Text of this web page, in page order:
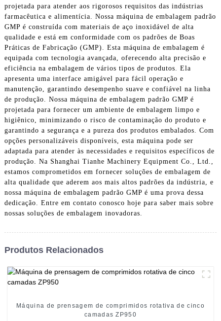
projetada para atender aos rigorosos requisitos das indústrias
farmacêutica e alimentícia. Nossa máquina de embalagem padrão
GMP é construída com materiais de aço inoxidável de alta
qualidade e está em conformidade com os padrões de Boas
Práticas de Fabricação (GMP). Esta máquina de embalagem é
equipada com tecnologia avançada, oferecendo alta precisão e
eficiência na embalagem de vários tipos de produtos. Ela
apresenta uma interface amigável para fácil operação e
manutenção, garantindo desempenho suave e confiável na linha
de produção. Nossa máquina de embalagem padrão GMP é
projetada para fornecer um ambiente de embalagem limpo e
higiênico, minimizando o risco de contaminação do produto e
garantindo a segurança e a pureza dos produtos embalados. Com
opções personalizáveis ​​disponíveis, esta máquina pode ser
adaptada para atender às necessidades e requisitos específicos de
produção. Na Shanghai Tianhe Machinery Equipment Co., Ltd.,
estamos comprometidos em fornecer soluções de embalagem de
alta qualidade que aderem aos mais altos padrões da indústria, e
nossa máquina de embalagem padrão GMP é uma prova dessa
dedicação. Entre em contato conosco hoje para saber mais sobre
nossas soluções de embalagem inovadoras.
Produtos Relacionados
Máquina de prensagem de comprimidos rotativa de cinco
camadas ZP950